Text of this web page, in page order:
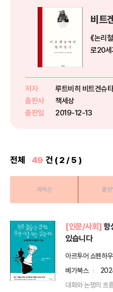
비트
《논리­
로20세
인은 20
학 논고
저자
루트비히 비트겐슈
출판사
책세상
출판일
2019-12-13
전체 49 건 ( 2 / 5 )
제목순 출
[인문/사회] 항
있습니다
아르투어 쇼펜하
베가북스
대화와 논쟁의 흐